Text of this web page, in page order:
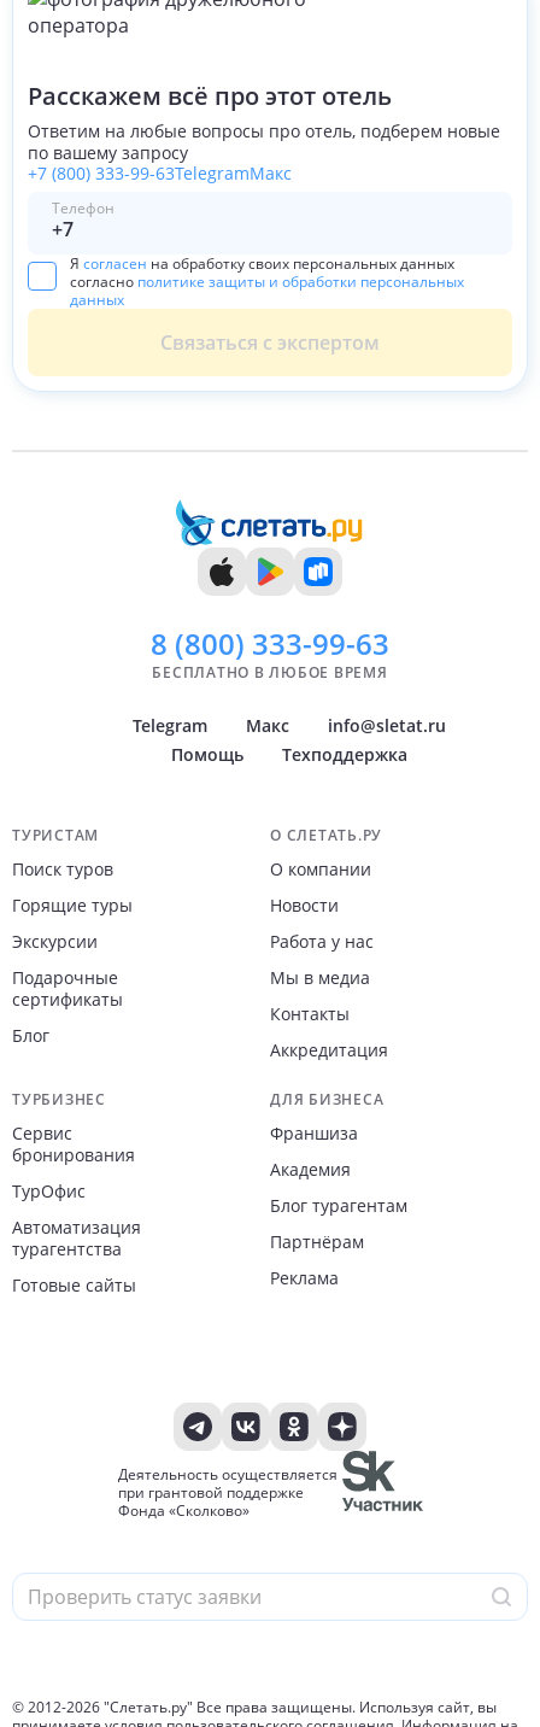
Расскажем всё про этот отель
Ответим на любые вопросы про отель, подберем новые
по вашему запросу
+7 (800) 333-99-63TelegramМакс
Телефон
Я согласен на обработку своих персональных данных
согласно политике защиты и обработки персональных
данных
Связаться с экспертом
8 (800) 333-99-63
БЕСПЛАТНО В ЛЮБОЕ ВРЕМЯ
Telegram Макс
info@sletat.ru
Помощь
Техподдержка
Навигация по сайту
ТУРИСТАМ
Поиск туров
Горящие туры
Экскурсии
Подарочные
сертификаты
Блог
О СЛЕТАТЬ.РУ
О компании
Новости
Работа у нас
Мы в медиа
Контакты
Аккредитация
ТУРБИЗНЕС
Сервис
бронирования
ТурОфис
Автоматизация
турагентства
Готовые сайты
ДЛЯ БИЗНЕСА
Франшиза
Академия
Блог турагентам
Партнёрам
Реклама
Деятельность осуществляется
при грантовой поддержке
Фонда «Сколково»
© 2012-2026"Слетать.ру" Все права защищены. Используя сайт, вы